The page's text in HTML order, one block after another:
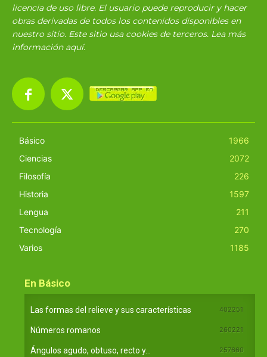
licencia de uso libre. El usuario puede reproducir y hacer
obras derivadas de todos los contenidos disponibles en
nuestro sitio. Este sitio usa cookies de terceros. Lea más
información aquí.
Básico
1966
Ciencias
2072
Filosofía
226
Historia
1597
Lengua
211
Tecnología
270
Varios
1185
En Básico
Las formas del relieve y sus características 402251
Números romanos 260221
Ángulos agudo, obtuso, recto y... 257660